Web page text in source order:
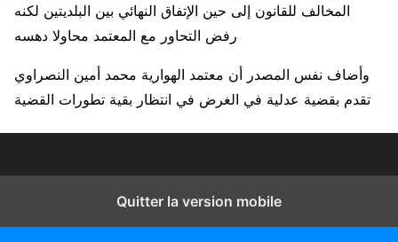
المخالف للقانون إلى حين الإتفاق النهائي بين البلديتين لكنه
رفض التحاور مع المعتمد محاولا دهسه
وأضاف نفس المصدر أن معتمد الهوارية محمد أمين النصراوي
تقدم بقضية عدلية في الغرض في انتظار بقية تطورات القضية
Quitter la version mobile